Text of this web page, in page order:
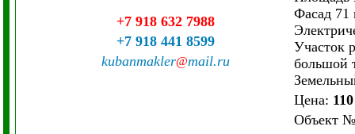
+7 918 632 7988
+7 918 441 8599
kubanmakler@mail.ru
Фасад 71
Участок
большой
Цена:
Объект №